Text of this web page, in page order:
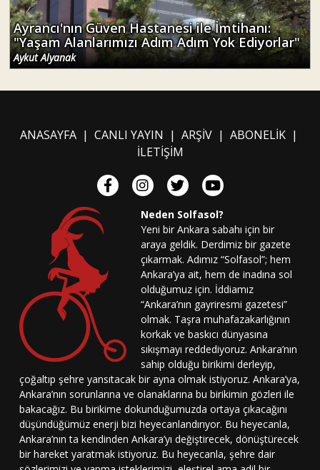
Ayrancı'nın Güven Hastanesi ile İmtihanı:
"Yaşam Alanlarımızı Adım Adım Yok Ediyorlar"
Aykut Alyanak
ANASAYFA| CANLI YAYIN | ARŞİV| ABONELİK|
İLETİŞİM
Neden Solfasol?
Yeni bir Ankara sabahı için bir
araya geldik. Derdimiz bir gazete
çıkarmak. Adımız “Solfasol”; hem
Ankara’ya ait, hem de inadına sol
olduğumuz için. İddiamız
“Ankara’nın gayriresmi gazetesi”
olmak. Taşra muhafazakarlığının
korkak ve baskıcı dünyasına
sıkışmayı reddediyoruz. Ankara’nın
sahip olduğu birikimi derleyip,
çoğaltıp şehre yansıtacak bir ayna olmak istiyoruz. Ankara’ya,
Ankara’nın sorunlarına ve olanaklarına bu birikimin gözleri ile
bakacağız. Bu birikime dokunduğumuzda ortaya çıkacağını
düşündüğümüz enerji bizi heyecanlandırıyor. Bu heyecanla,
Ankara’nın ta kendinden Ankara’yı değiştirecek, dönüştürecek
bir hareket yaratmak istiyoruz. Bu heyecanla, şehre dair